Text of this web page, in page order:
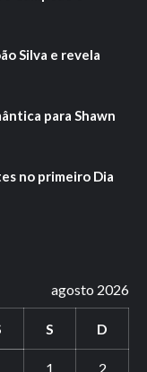
Silva e revela
para Shawn
no primeiro Dia
agosto 2026
S D
1 2